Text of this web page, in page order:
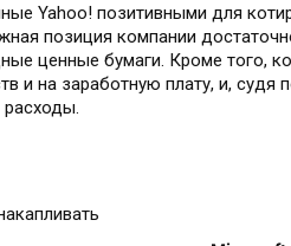
Yahoo! позитивными для
позиция компании
ценные бумаги. Кроме того,
и на заработную плату, и,